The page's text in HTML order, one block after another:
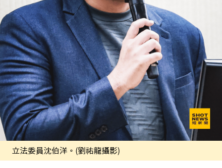
立法委員沈伯洋。(劉祐龍攝影)